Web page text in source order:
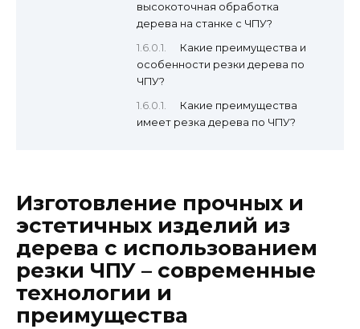
высокоточная обработка
дерева на станке с ЧПУ?
Какие преимущества и
особенности резки дерева по
ЧПУ?
Какие преимущества
имеет резка дерева по ЧПУ?
Изготовление прочных и
эстетичных изделий из
дерева с использованием
резки ЧПУ – современные
технологии и
преимущества